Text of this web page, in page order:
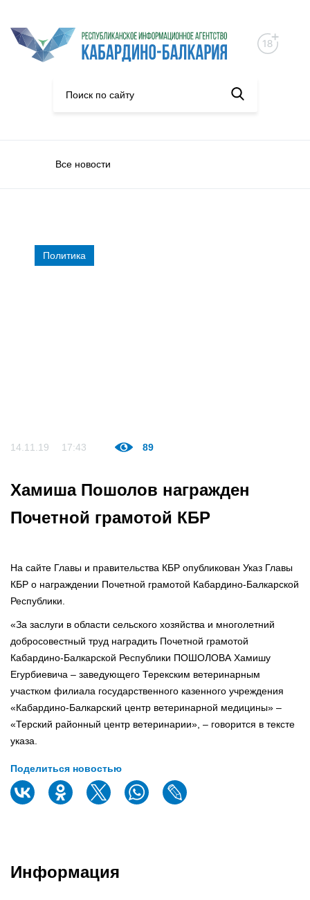
Все новости
Политика
14.11.19 17:43 89
Хамиша Пошолов награжден
Почетной грамотой КБР
На сайте Главы и правительства КБР опубликован Указ Главы
КБР о награждении Почетной грамотой Кабардино-Балкарской
Республики.
«За заслуги в области сельского хозяйства и многолетний
добросовестный труд наградить Почетной грамотой
Кабардино-Балкарской Республики ПОШОЛОВА Хамишу
Егурбиевича – заведующего Терекским ветеринарным
участком филиала государственного казенного учреждения
«Кабардино-Балкарский центр ветеринарной медицины» –
«Терский районный центр ветеринарии», – говорится в тексте
указа.
Поделиться новостью
Информация